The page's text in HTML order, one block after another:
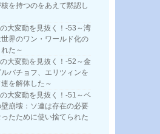
を持つのをあえて黙認し
大変動を見抜く！-53～湾
世界のワン・ワールド化の
た～
大変動を見抜く！-52～金
バチョフ、エリツィンを
を解体した～
大変動を見抜く！-51～ベ
壁崩壊：ソ連は存在の必要
たために使い捨てられた